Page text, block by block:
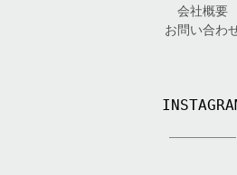
会社概要
お問い合わ